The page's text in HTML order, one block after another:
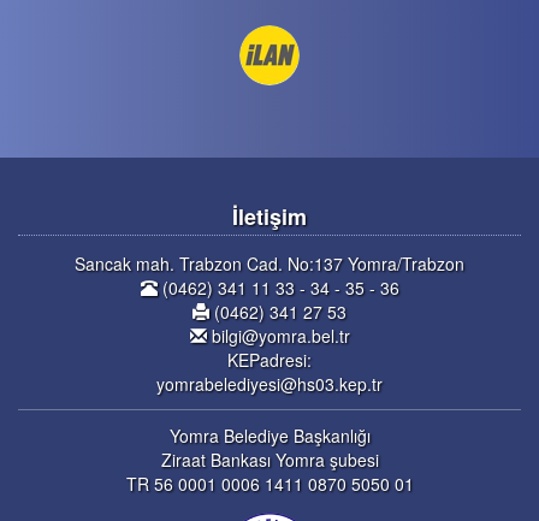
İletişim
Sancak mah. Trabzon Cad. No:137 Yomra/Trabzon
(0462) 341 11 33 - 34 - 35 - 36
(0462) 341 27 53
bilgi@yomra.bel.tr
KEPadresi:
yomrabelediyesi@hs03.kep.tr
Yomra Belediye Başkanlığı
Ziraat Bankası Yomra şubesi
TR 56 0001 0006 1411 0870 5050 01